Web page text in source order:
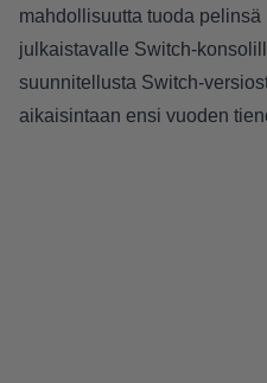
mahdollisuutta tuoda pelinsä
julkaistavalle Switch-
suunnitellusta Switch-
aikaisintaan ensi vuoden